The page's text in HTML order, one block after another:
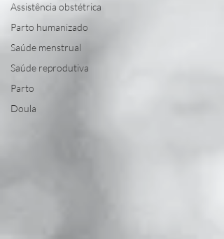
Assistência obstétrica
Parto humanizado
Saúde menstrual
Saúde reprodutiva
Parto
Doula